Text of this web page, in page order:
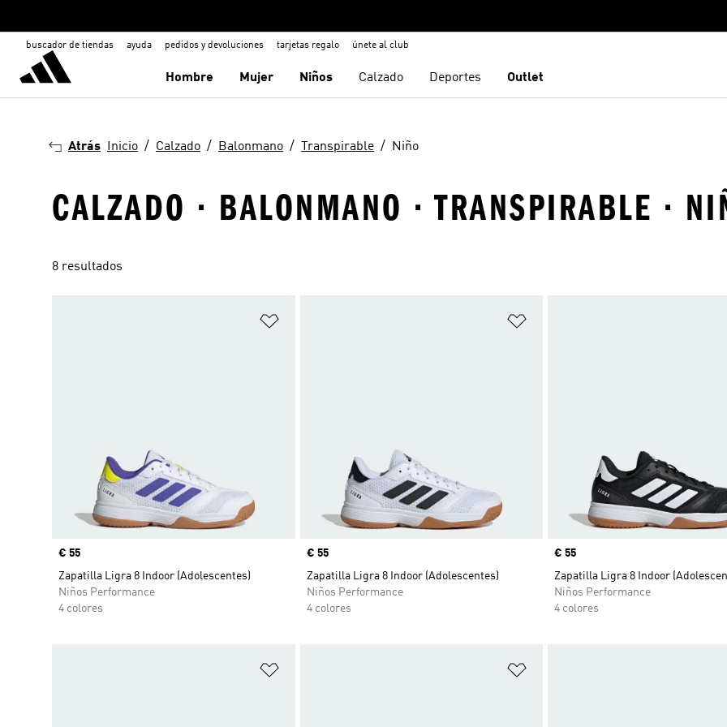
buscador de tiendas ayuda pedidos y devoluciones tarjetas regalo únete al club
Hombre Mujer Niños Calzado Deportes Outlet
Atrás Inicio Calzado Balonmano Transpirable Niño
CALZADO · BALONMANO · TRANSPIRABLE ·
8 resultados
Precio
€ 55
Zapatilla Ligra 8 Indoor (Adolescentes)
Niños Performance
4 colores
Precio
€ 55
Zapatilla Ligra 8 Indoor (Adolescentes)
Niños Performance
4 colores
Precio
€ 55
Zapatilla Ligra 8 Indoor
Niños Performance
4 colores